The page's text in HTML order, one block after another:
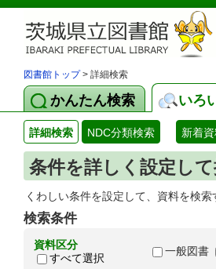
図書館トップ> 詳細検索
かんたん検索 いろ
詳細検索 NDC分類検索 新着
条件を詳しく設定し
くわしい条件を設定して、資料を検索
検索条件
資料区分
すべて選択
一般図書